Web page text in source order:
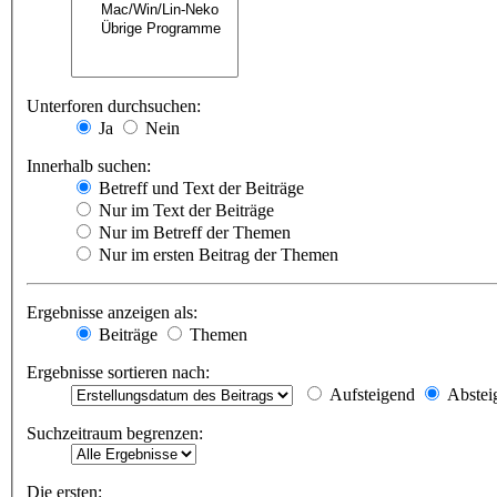
Unterforen durchsuchen:
Ja
Nein
Innerhalb suchen:
Betreff und Text der Beiträge
Nur im Text der Beiträge
Nur im Betreff der Themen
Nur im ersten Beitrag der Themen
Ergebnisse anzeigen als:
Beiträge
Themen
Ergebnisse sortieren nach:
Aufsteigend
Suchzeitraum begrenzen:
Die ersten: